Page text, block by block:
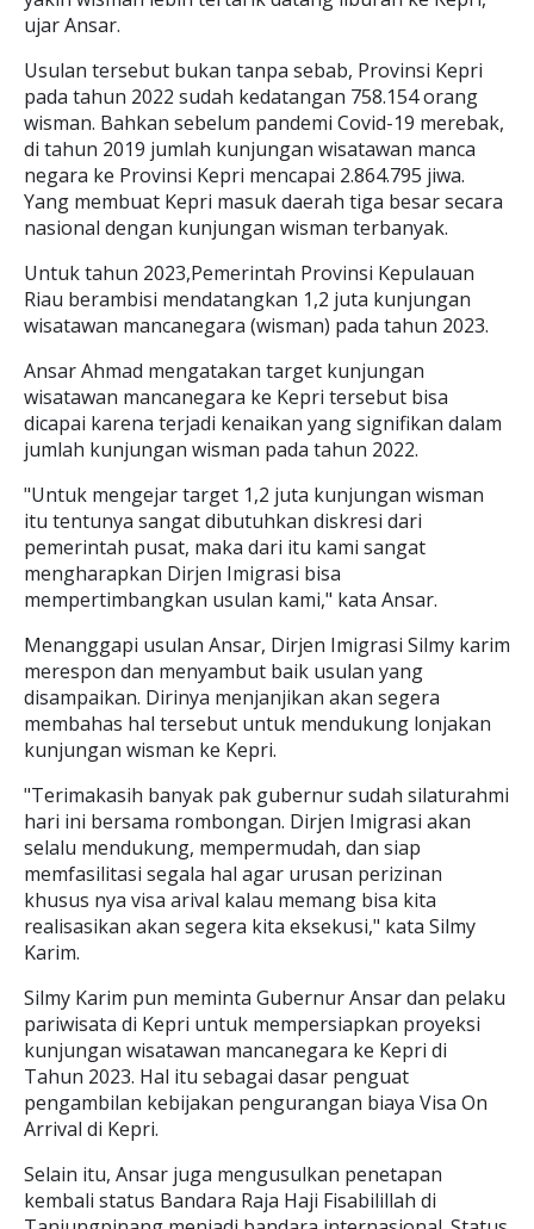
ujar Ansar.
Usulan tersebut bukan tanpa sebab, Provinsi Kepri
pada tahun 2022 sudah kedatangan 758.154 orang
wisman. Bahkan sebelum pandemi Covid-19 merebak,
di tahun 2019 jumlah kunjungan wisatawan manca
negara ke Provinsi Kepri mencapai 2.864.795 jiwa.
Yang membuat Kepri masuk daerah tiga besar secara
nasional dengan kunjungan wisman terbanyak.
Untuk tahun 2023,Pemerintah Provinsi Kepulauan
Riau berambisi mendatangkan 1,2 juta kunjungan
wisatawan mancanegara (wisman) pada tahun 2023.
Ansar Ahmad mengatakan target kunjungan
wisatawan mancanegara ke Kepri tersebut bisa
dicapai karena terjadi kenaikan yang signifikan dalam
jumlah kunjungan wisman pada tahun 2022.
"Untuk mengejar target 1,2 juta kunjungan wisman
itu tentunya sangat dibutuhkan diskresi dari
pemerintah pusat, maka dari itu kami sangat
mengharapkan Dirjen Imigrasi bisa
mempertimbangkan usulan kami," kata Ansar.
Menanggapi usulan Ansar, Dirjen Imigrasi Silmy karim
merespon dan menyambut baik usulan yang
disampaikan. Dirinya menjanjikan akan segera
membahas hal tersebut untuk mendukung lonjakan
kunjungan wisman ke Kepri.
"Terimakasih banyak pak gubernur sudah silaturahmi
hari ini bersama rombongan. Dirjen Imigrasi akan
selalu mendukung, mempermudah, dan siap
memfasilitasi segala hal agar urusan perizinan
khusus nya visa arival kalau memang bisa kita
realisasikan akan segera kita eksekusi," kata Silmy
Karim.
Silmy Karim pun meminta Gubernur Ansar dan pelaku
pariwisata di Kepri untuk mempersiapkan proyeksi
kunjungan wisatawan mancanegara ke Kepri di
Tahun 2023. Hal itu sebagai dasar penguat
pengambilan kebijakan pengurangan biaya Visa On
Arrival di Kepri.
Selain itu, Ansar juga mengusulkan penetapan
kembali status Bandara Raja Haji Fisabilillah di